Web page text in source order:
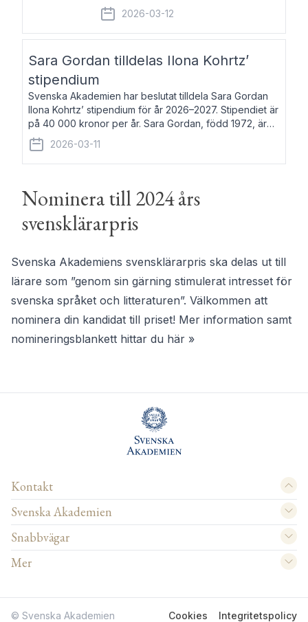
fem av de kungliga akademierna det så
kallade Bernadotteprogrammet med
syfte att genom stipendier erbjuda stöd
2026-03-12
Sara Gordan tilldelas Ilona Kohrtz’
stipendium
Svenska Akademien har beslutat tilldela Sara Gordan
Ilona Kohrtz’ stipendium för år 2026–2027. Stipendiet är
på 40 000 kronor per år. Sara Gordan, född 1972, är
författare och översättare. Hon debuterade 2006 med
det prosalyriska verket En
2026-03-11
Nominera till 2024 års
svensklärarpris
Svenska Akademiens svensklärarpris ska delas ut till
lärare som ”genom sin gärning stimulerat intresset för
svenska språket och litteraturen”. Välkommen att
nominera din kandidat till priset! Mer information samt
nomineringsblankett hittar du här »
Kontakt
Svenska Akademien
Snabbvägar
Mer
© Svenska Akademien Cookies Integritetspolicy